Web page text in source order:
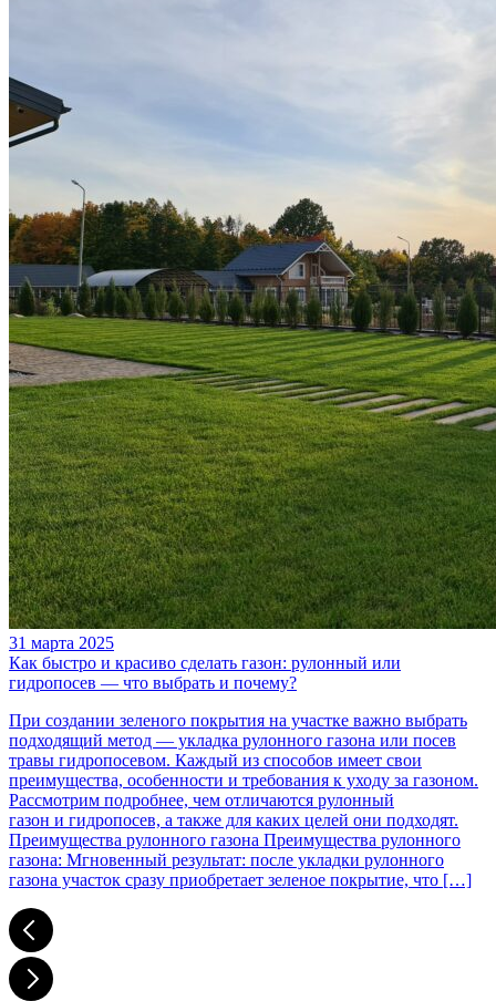
31 марта 2025
Как быстро и красиво сделать газон: рулонный или
гидропосев — что выбрать и почему?
При создании зеленого покрытия на участке важно выбрать
подходящий метод — укладка рулонного газона или посев
травы гидропосевом. Каждый из способов имеет свои
преимущества, особенности и требования к уходу за газоном.
Рассмотрим подробнее, чем отличаются рулонный
газон и гидропосев, а также для каких целей они подходят.
Преимущества рулонного газона Преимущества рулонного
газона: Мгновенный результат: после укладки рулонного
газона участок сразу приобретает зеленое покрытие, что […]